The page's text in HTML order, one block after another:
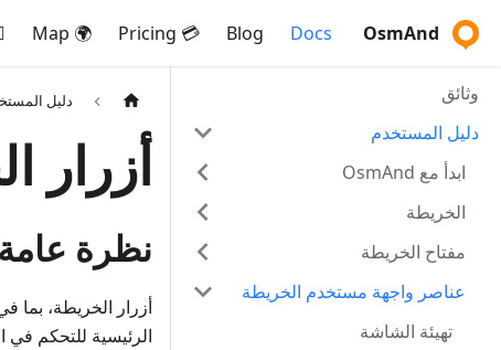
OsmAnd
Docs
Blog
💳 Pricing
🌍 Map
وثائق
دليل المستخدم
ابدأ مع OsmAnd
الخريطة
مفتاح الخريطة
عناصر واجهة مستخدم الخريطة
تهيئة الشاشة
دليل
أزرار
نظرة عامة
أزرار الخريطة، بما
الرئيسية للتحكم